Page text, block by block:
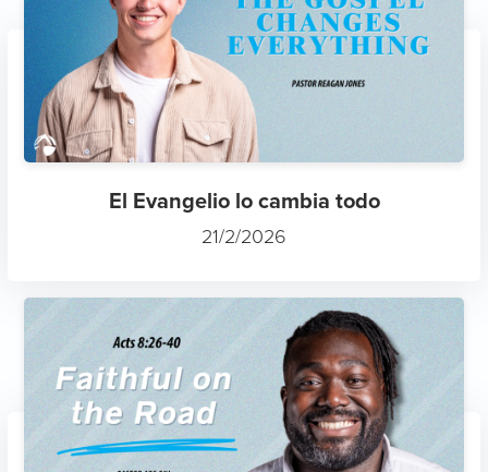
El Evangelio lo cambia todo
21/2/2026